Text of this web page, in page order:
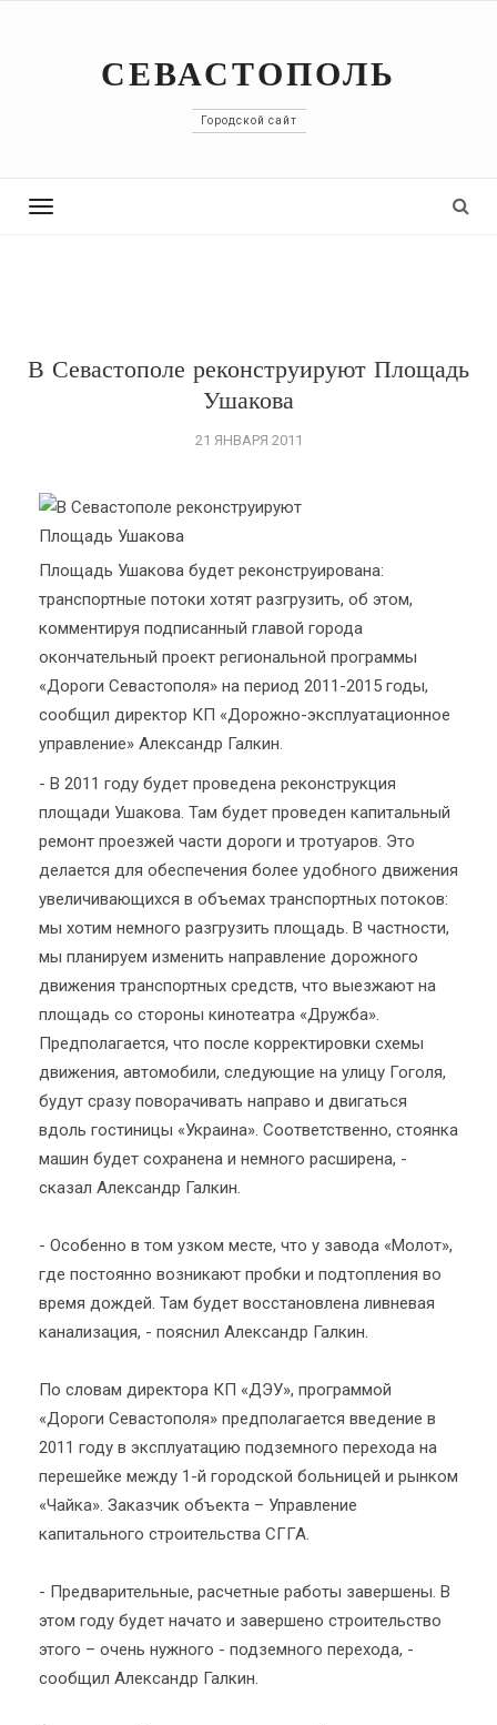
СЕВАСТОПОЛЬ
Городской сайт
Toggle
В Севастополе реконструируют Площадь
Ушакова
21 ЯНВАРЯ 2011
Площадь Ушакова будет реконструирована:
транспортные потоки хотят разгрузить, об этом,
комментируя подписанный главой города
окончательный проект региональной программы
«Дороги Севастополя» на период 2011-2015 годы,
сообщил директор КП «Дорожно-эксплуатационное
управление» Александр Галкин.
- В 2011 году будет проведена реконструкция
площади Ушакова. Там будет проведен капитальный
ремонт проезжей части дороги и тротуаров. Это
делается для обеспечения более удобного движения
увеличивающихся в объемах транспортных потоков:
мы хотим немного разгрузить площадь. В частности,
мы планируем изменить направление дорожного
движения транспортных средств, что выезжают на
площадь со стороны кинотеатра «Дружба».
Предполагается, что после корректировки схемы
движения, автомобили, следующие на улицу Гоголя,
будут сразу поворачивать направо и двигаться
вдоль гостиницы «Украина». Соответственно, стоянка
машин будет сохранена и немного расширена, -
сказал Александр Галкин.
- Особенно в том узком месте, что у завода «Молот»,
где постоянно возникают пробки и подтопления во
время дождей. Там будет восстановлена ливневая
канализация, - пояснил Александр Галкин.
По словам директора КП «ДЭУ», программой
«Дороги Севастополя» предполагается введение в
2011 году в эксплуатацию подземного перехода на
перешейке между 1-й городской больницей и рынком
«Чайка». Заказчик объекта – Управление
капитального строительства СГГА.
- Предварительные, расчетные работы завершены. В
этом году будет начато и завершено строительство
этого – очень нужного - подземного перехода, -
сообщил Александр Галкин.